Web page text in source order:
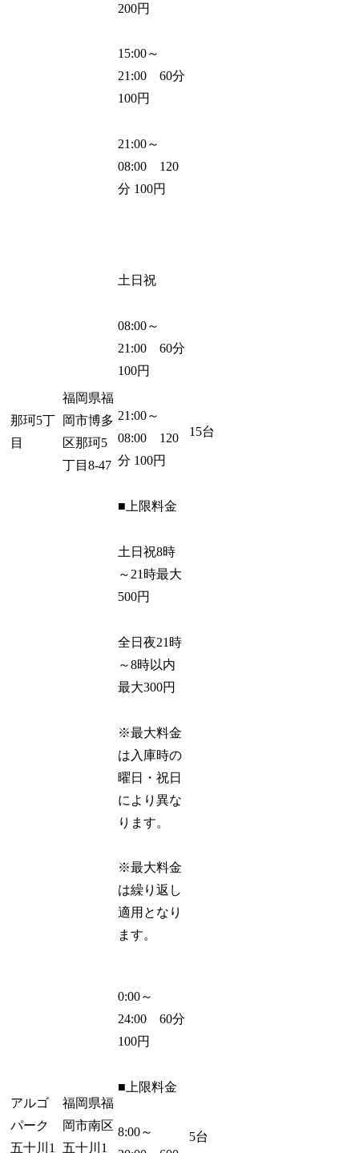
那珂5丁
目
福岡県福
岡市博多
区那珂5
丁目8-47
200円
15:00～
21:00 60分
100円
21:00～
08:00 120
分 100円
土日祝
08:00～
21:00 60分
100円
21:00～
08:00 120
分 100円
■上限料金
土日祝8時
～21時最大
500円
全日夜21時
～8時以内
最大300円
※最大料金
は入庫時の
曜日・祝日
により異な
ります。
※最大料金
は繰り返し
適用となり
ます。
15台
アルゴ
パーク
五十川1
福岡県福
岡市南区
五十川1
0:00～
24:00 60分
100円
■上限料金
8:00～
5台